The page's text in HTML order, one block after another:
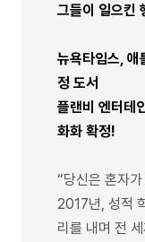
그들이 일으킨
뉴욕타임스, 애
정 도서
플랜비 엔터테
화화 확정!
“당신은 혼자
2017년, 성적
리를 내며 전